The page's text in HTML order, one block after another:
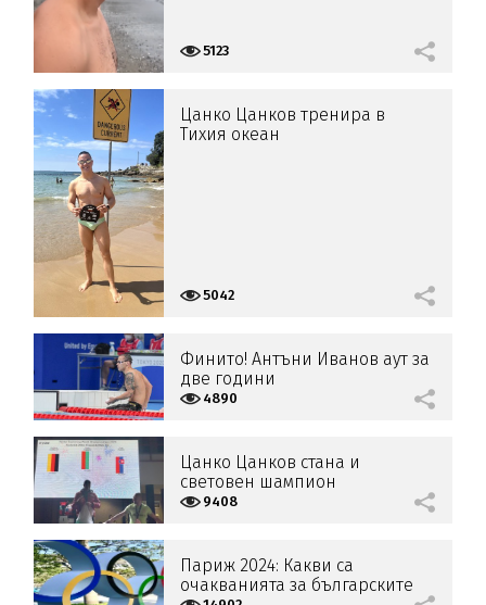
5123
Цанко Цанков тренира в
Тихия океан
5042
Финито! Антъни Иванов аут за
две години
4890
Цанко Цанков стана и
световен шампион
9408
Париж 2024: Какви са
очакванията за българските